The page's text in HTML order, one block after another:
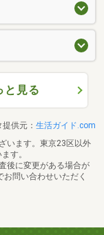
と見る
供元： 生活ガイド.com
います。東京23区以外
す。
後に変更がある場合が
問い合わせいただく